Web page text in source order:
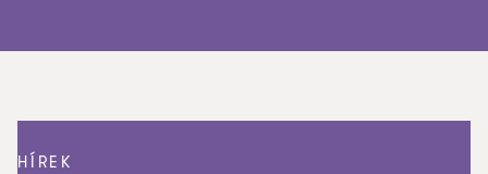
HÍREK